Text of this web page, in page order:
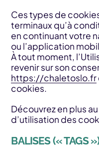
Ces types de
terminaux qu’à
en continuant votre
ou l’application
À tout moment,
revenir sur son
https://chaletoslo.fr
cookies.
Découvrez en plus
d’utilisation des
BALISES (« TAGS